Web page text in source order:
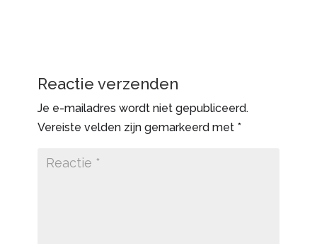
Reactie verzenden
Je e-mailadres wordt niet gepubliceerd.
Vereiste velden zijn gemarkeerd met *